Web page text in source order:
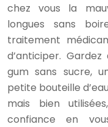
chez vous la
longues sans
traitement
d’anticiper.
gum sans sucre,
petite bouteille
mais bien
confiance en